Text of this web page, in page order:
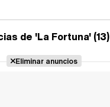
de 'La Fortuna' (13)
Eliminar anuncios